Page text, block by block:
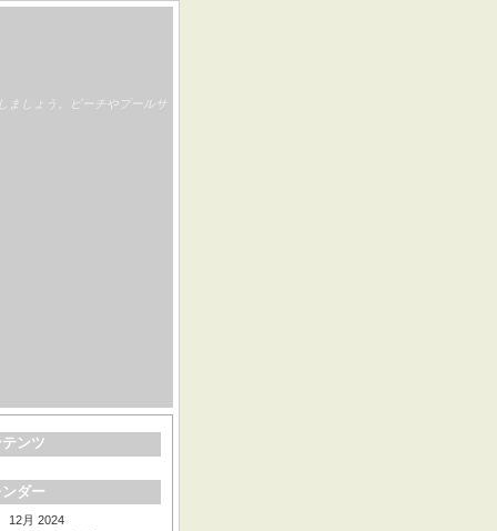
ましょう。ビーチやプールサ
テンツ
ンダー
12月 2024